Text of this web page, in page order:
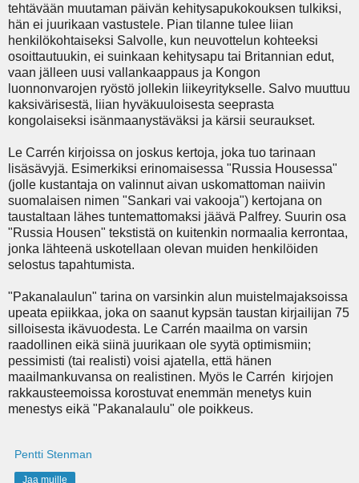
tehtävään muutaman päivän kehitysapukokouksen tulkiksi,
hän ei juurikaan vastustele. Pian tilanne tulee liian
henkilökohtaiseksi Salvolle, kun neuvottelun kohteeksi
osoittautuukin, ei suinkaan kehitysapu tai Britannian edut,
vaan jälleen uusi vallankaappaus ja Kongon
luonnonvarojen ryöstö jollekin liikeyritykselle. Salvo muuttuu
kaksivärisestä, liian hyväkuuloisesta seeprasta
kongolaiseksi isänmaanystäväksi ja kärsii seuraukset.
Le Carrén kirjoissa on joskus kertoja, joka tuo tarinaan
lisäsävyjä. Esimerkiksi erinomaisessa "Russia Housessa"
(jolle kustantaja on valinnut aivan uskomattoman naiivin
suomalaisen nimen "Sankari vai vakooja") kertojana on
taustaltaan lähes tuntemattomaksi jäävä Palfrey. Suurin osa
"Russia Housen" tekstistä on kuitenkin normaalia kerrontaa,
jonka lähteenä uskotellaan olevan muiden henkilöiden
selostus tapahtumista.
"Pakanalaulun" tarina on varsinkin alun muistelmajaksoissa
upeata epiikkaa, joka on saanut kypsän taustan kirjailijan 75
silloisesta ikävuodesta. Le Carrén maailma on varsin
raadollinen eikä siinä juurikaan ole syytä optimismiin;
pessimisti (tai realisti) voisi ajatella, että hänen
maailmankuvansa on realistinen. Myös le Carrén kirjojen
rakkausteemoissa korostuvat enemmän menetys kuin
menestys eikä "Pakanalaulu" ole poikkeus.
Pentti Stenman
Jaa muille